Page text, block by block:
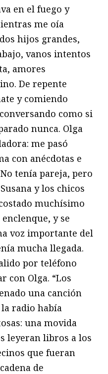
en el fuego y
me oía
hijos grandes,
vanos intentos
amores
De repente
y comiendo
como si
nunca. Olga
me pasó
con anécdotas e
tenía pareja, pero
y los chicos
muchísimo
y se
voz importante del
mucha llegada.
por teléfono
con Olga. “Los
una canción
la radio había
una movida
leyeran libros a los
que fueran
de